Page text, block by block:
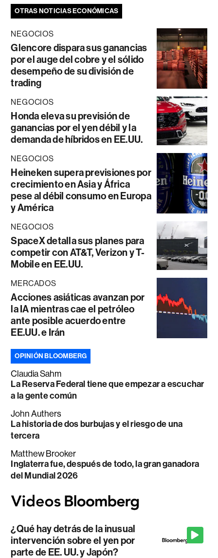
OTRAS NOTICIAS ECONÓMICAS
NEGOCIOS
Glencore dispara sus ganancias
por el auge del cobre y el sólido
desempeño de su división de
trading
NEGOCIOS
Honda eleva su previsión de
ganancias por el yen débil y la
demanda de híbridos en EE.UU.
NEGOCIOS
Heineken supera previsiones por
crecimiento en Asia y África
pese al débil consumo en Europa
y América
NEGOCIOS
SpaceX detalla sus planes para
competir con AT&T, Verizon y T-
Mobile en EE.UU.
MERCADOS
Acciones asiáticas avanzan por
la IA mientras cae el petróleo
ante posible acuerdo entre
EE.UU. e Irán
OPINIÓN BLOOMBERG
Claudia Sahm
La Reserva Federal tiene que empezar a escuchar
a la gente común
John Authers
La historia de dos burbujas y el riesgo de una
tercera
Matthew Brooker
Inglaterra fue, después de todo, la gran ganadora
del Mundial 2026
¿Qué hay detrás de la inusual
intervención sobre el yen por
parte de EE. UU. y Japón?